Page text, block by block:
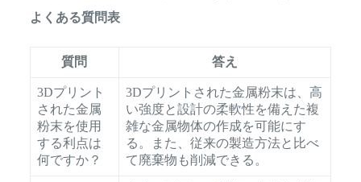
よくある質問表
質問 答え
3Dプリント
された金属
粉末を使用
する利点は
何ですか？
3Dプリントされた金属粉末は、高
い強度と設計の柔軟性を備えた複
雑な金属物体の作成を可能にす
る。また、従来の製造方法と比べ
て廃棄物も削減できる。